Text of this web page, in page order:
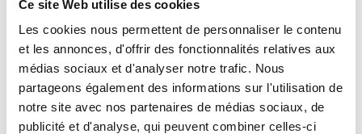
Ce site Web utilise des cookies
Les cookies nous permettent de personnaliser le contenu
et les annonces, d'offrir des fonctionnalités relatives aux
médias sociaux et d'analyser notre trafic. Nous
partageons également des informations sur l'utilisation de
notre site avec nos partenaires de médias sociaux, de
publicité et d'analyse, qui peuvent combiner celles-ci
Qualifications et diplômes :
Profil recherché :